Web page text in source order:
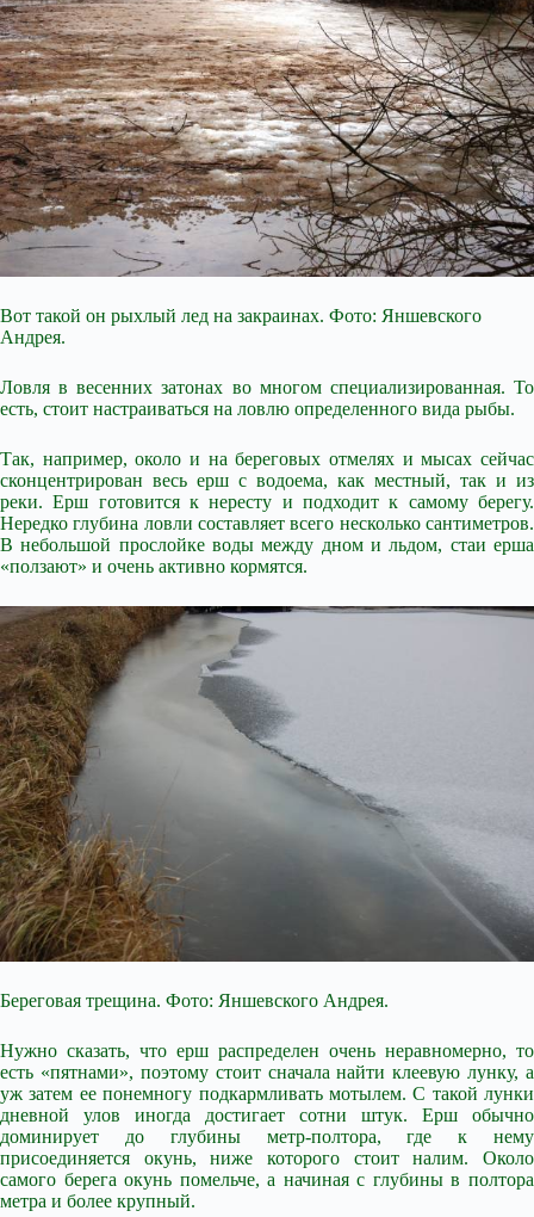
Вот такой он рыхлый лед на закраинах. Фото: Яншевского
Андрея.
Ловля в весенних затонах во многом специализированная. То
есть, стоит настраиваться на ловлю определенного вида рыбы.
Так, например, около и на береговых отмелях и мысах сейчас
сконцентрирован весь ерш с водоема, как местный, так и из
реки. Ерш готовится к нересту и подходит к самому берегу.
Нередко глубина ловли составляет всего несколько сантиметров.
В небольшой прослойке воды между дном и льдом, стаи ерша
«ползают» и очень активно кормятся.
Береговая трещина. Фото: Яншевского Андрея.
Нужно сказать, что ерш распределен очень неравномерно, то
есть «пятнами», поэтому стоит сначала найти клеевую лунку, а
уж затем ее понемногу подкармливать мотылем. С такой лунки
дневной улов иногда достигает сотни штук. Ерш обычно
доминирует до глубины метр-полтора, где к нему
присоединяется окунь, ниже которого стоит налим. Около
самого берега окунь помельче, а начиная с глубины в полтора
метра и более крупный.